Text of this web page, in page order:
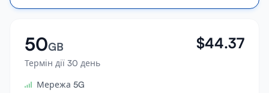
50GB
Термін дії 30 день
$44.37
Мережа 5G